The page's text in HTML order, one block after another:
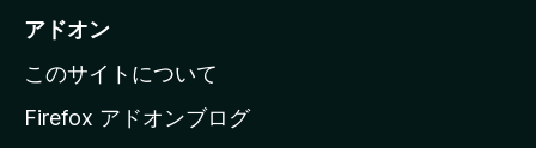
i
l
a
アドオン
このサイトについて
Firefox アドオンブログ